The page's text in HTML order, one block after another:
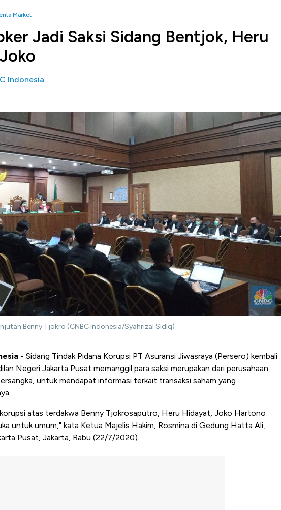
Market
Jadi Saksi Sidang Bentjok, Heru
Indonesia
Benny Tjokro (CNBC Indonesia/Syahrizal Sidiq)
- Sidang Tindak Pidana Korupsi PT Asuransi Jiwasraya (Persero) kembali
Negeri Jakarta Pusat memanggil para saksi merupakan dari perusahaan
untuk mendapat informasi terkait transaksi saham yang
atas terdakwa Benny Tjokrosaputro, Heru Hidayat, Joko Hartono
untuk umum," kata Ketua Majelis Hakim, Rosmina di Gedung Hatta Ali,
Pusat, Jakarta, Rabu (22/7/2020).